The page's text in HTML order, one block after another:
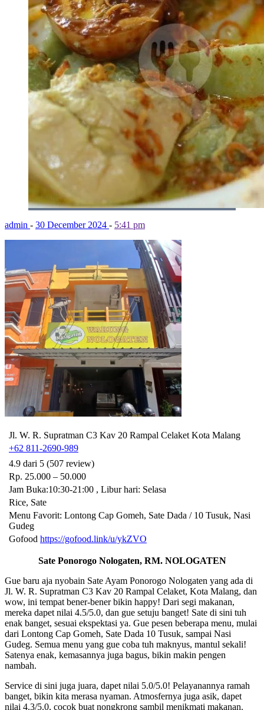
admin - 30 December 2024 - 5:41 pm
Jl. W. R. Supratman C3 Kav 20 Rampal Celaket Kota Malang
+62 811-2690-989
4.9 dari 5 (507 review)
Rp. 25.000 – 50.000
Jam Buka:10:30-21:00 , Libur hari: Selasa
Rice, Sate
Menu Favorit: Lontong Cap Gomeh, Sate Dada / 10 Tusuk, Nasi
Gudeg
Gofood https://gofood.link/u/ykZVO
Sate Ponorogo Nologaten, RM. NOLOGATEN
Gue baru aja nyobain Sate Ayam Ponorogo Nologaten yang ada di
Jl. W. R. Supratman C3 Kav 20 Rampal Celaket, Kota Malang, dan
wow, ini tempat bener-bener bikin happy! Dari segi makanan,
mereka dapet nilai 4.5/5.0, dan gue setuju banget! Sate di sini tuh
enak banget, sesuai ekspektasi ya. Gue pesen beberapa menu, mulai
dari Lontong Cap Gomeh, Sate Dada 10 Tusuk, sampai Nasi
Gudeg. Semua menu yang gue coba tuh maknyus, mantul sekali!
Satenya enak, kemasannya juga bagus, bikin makin pengen
nambah.
Service di sini juga juara, dapet nilai 5.0/5.0! Pelayanannya ramah
banget, bikin kita merasa nyaman. Atmosfernya juga asik, dapet
nilai 4.3/5.0, cocok buat nongkrong sambil menikmati makanan.